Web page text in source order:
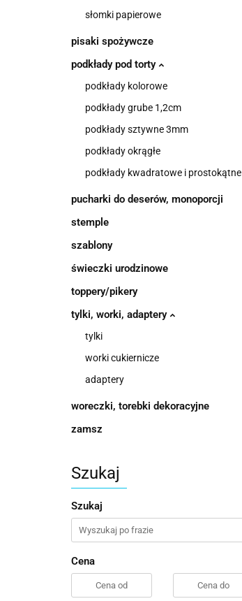
słomki papierowe
pisaki spożywcze
podkłady pod torty
podkłady kolorowe
podkłady grube 1,2cm
podkłady sztywne 3mm
podkłady okrągłe
podkłady kwadratowe i prostokątne
pucharki do deserów, monoporcji
stemple
szablony
świeczki urodzinowe
toppery/pikery
tylki, worki, adaptery
tylki
worki cukiernicze
adaptery
woreczki, torebki dekoracyjne
zamsz
Szukaj
Szukaj
Cena